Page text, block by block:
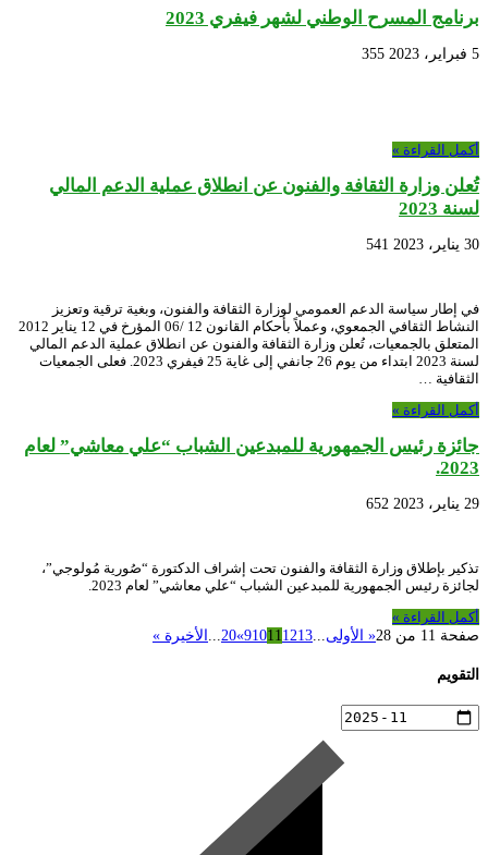
برنامج المسرح الوطني لشهر فيفري 2023
5 فبراير، 2023 355
أكمل القراءة »
تُعلن وزارة الثقافة والفنون عن انطلاق عملية الدعم المالي
لسنة 2023
30 يناير، 2023 541
في إطار سياسة الدعم العمومي لوزارة الثقافة والفنون، وبغية ترقية وتعزيز
النشاط الثقافي الجمعوي، وعملاً بأحكام القانون 12 /06 المؤرخ في 12 يناير 2012
المتعلق بالجمعيات، تُعلن وزارة الثقافة والفنون عن انطلاق عملية الدعم المالي
لسنة 2023 ابتداء من يوم 26 جانفي إلى غاية 25 فيفري 2023. فعلى الجمعيات
الثقافية …
أكمل القراءة »
جائزة رئيس الجمهورية للمبدعين الشباب “علي معاشي” لعام
2023.
29 يناير، 2023 652
تذكير بإطلاق وزارة الثقافة والفنون تحت إشراف الدكتورة “صُورية مُولوجي”،
لجائزة رئيس الجمهورية للمبدعين الشباب “علي معاشي” لعام 2023.
أكمل القراءة »
صفحة 11 من 28
« الأولى...
910111213
»
20
... الأخيرة »
التقويم